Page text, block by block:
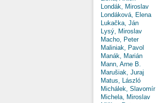
Londák, Miroslav
Londáková, Elena
Lukačka, Ján
Lysý, Miroslav
Macho, Peter
Maliniak, Pavol
Manák, Marián
Mann, Arne B.
Marušiak, Juraj
Matus, László
Michálek, Slavomír
Michela, Miroslav